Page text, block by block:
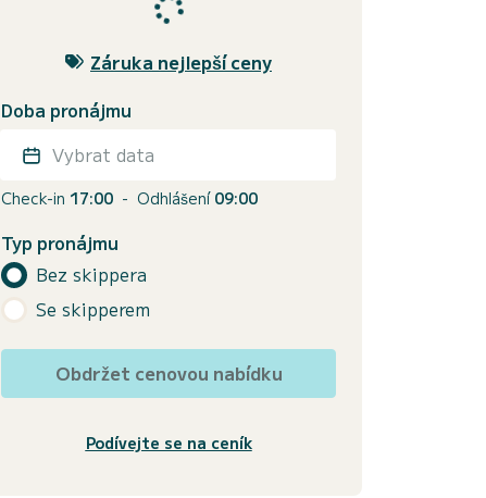
Záruka nejlepší ceny
Doba pronájmu
Vybrat data
Check-in 17:00 - Odhlášení 09:00
Typ pronájmu
Bez skippera
Se skipperem
Obdržet cenovou nabídku
Podívejte se na ceník